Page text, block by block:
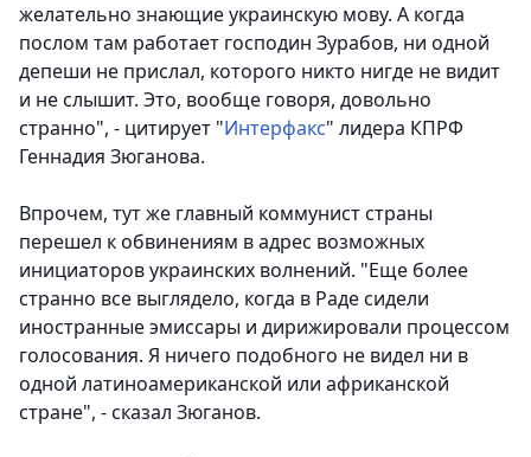
желательно знающие украинскую мову. А когда
послом там работает господин Зурабов, ни одной
депеши не прислал, которого никто нигде не видит
и не слышит. Это, вообще говоря, довольно
странно", - цитирует "Интерфакс" лидера КПРФ
Геннадия Зюганова.
Впрочем, тут же главный коммунист страны
перешел к обвинениям в адрес возможных
инициаторов украинских волнений. "Еще более
странно все выглядело, когда в Раде сидели
иностранные эмиссары и дирижировали процессом
голосования. Я ничего подобного не видел ни в
одной латиноамериканской или африканской
стране", - сказал Зюганов.